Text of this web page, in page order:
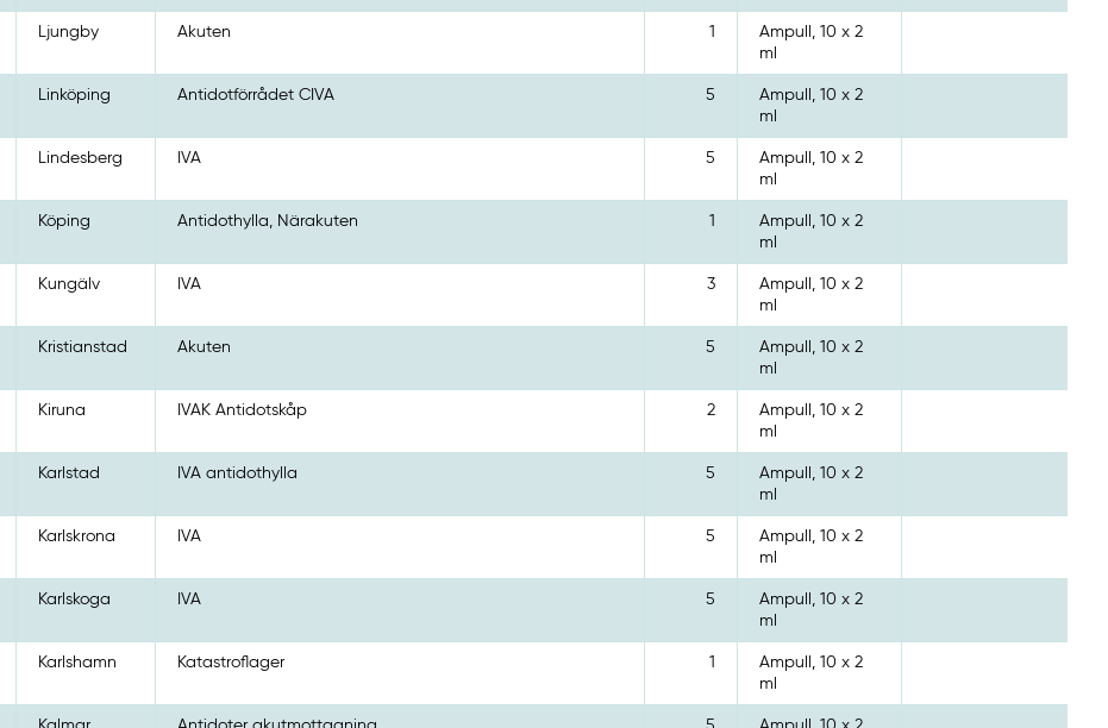
Ljungby Akuten 1
Ampull, 10 x 2
ml
Linköping Antidotförrådet CIVA 5
Ampull, 10 x 2
ml
Lindesberg IVA 5
Ampull, 10 x 2
ml
Köping Antidothylla, Närakuten 1
Ampull, 10 x 2
ml
Kungälv IVA 3
Ampull, 10 x 2
ml
Kristianstad Akuten 5
Ampull, 10 x 2
ml
Kiruna IVAK Antidotskåp 2
Ampull, 10 x 2
ml
Karlstad IVA antidothylla 5
Ampull, 10 x 2
ml
Karlskrona IVA 5
Ampull, 10 x 2
ml
Karlskoga IVA 5
Ampull, 10 x 2
ml
Karlshamn Katastroflager 1
Ampull, 10 x 2
ml